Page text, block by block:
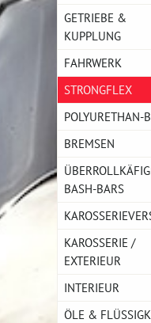
GETRIEBE &
KUPPLUNG
FAHRWERK
STRONGFLEX
POLYURETHAN-
BREMSEN
BASH-BARS
KAROSSERIE /
EXTERIEUR
INTERIEUR
ÖLE &